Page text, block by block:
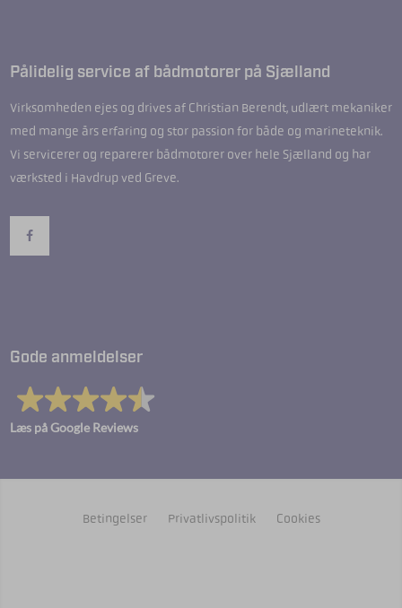
Pålidelig service af bådmotorer på Sjælland
Virksomheden ejes og drives af Christian Berendt, udlært mekaniker
med mange års erfaring og stor passion for både og marineteknik.
Vi servicerer og reparerer bådmotorer over hele Sjælland og har
værksted i Havdrup ved Greve.
Gode anmeldelser
Læs på Google Reviews
Betingelser Privatlivspolitik Cookies